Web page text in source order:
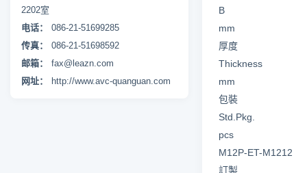
2202室
电话：
086-21-51699285
传真：
086-21-51698592
邮箱：
fax@leazn.com
网址：
http://www.avc-quanguan.com
B
mm
厚度
Thickness
mm
包裝
Std.Pkg.
pcs
M12P-ET-M1212
訂製